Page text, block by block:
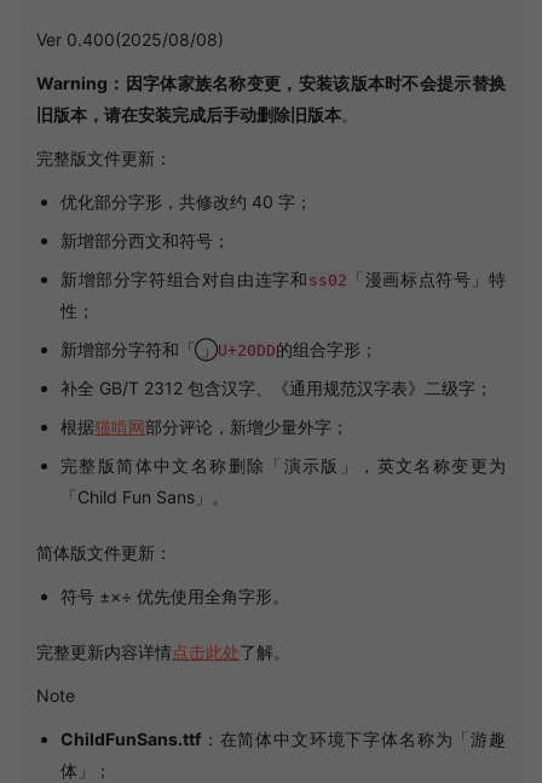
Ver 0.400(2025/08/08)
Warning：因字体家族名称变更，安装该版本时不会提示替换
旧版本，请在安装完成后手动删除旧版本。
完整版文件更新：
优化部分字形，共修改约 40 字；
新增部分西文和符号；
新增部分字符组合对自由连字和 ss02 「漫画标点符号」特
性；
新增部分字符和「 ⃝」U+20DD的组合字形；
补全 GB/T 2312 包含汉字、《通用规范汉字表》二级字；
根据猫啃网部分评论，新增少量外字；
完整版简体中文名称删除「演示版」，英文名称变更为
「Child Fun Sans」。
简体版文件更新：
符号 ±×÷ 优先使用全角字形。
完整更新内容详情点击此处了解。
Note
ChildFunSans.ttf ：在简体中文环境下字体名称为「游趣
体」；